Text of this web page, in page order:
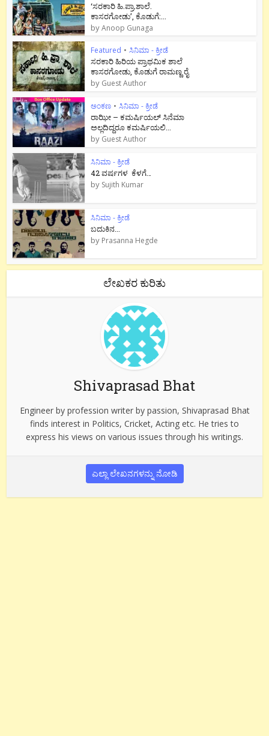
‘ಸರಕಾರಿ ಹಿ.ಪ್ರಾ.ಶಾಲೆ.
ಕಾಸರಗೋಡು’, ಕೊಡುಗೆ:...
byAnoop Gunaga
Featured • ಸಿನಿಮಾ - ಕ್ರೀಡೆ
ಸರಕಾರಿ ಹಿರಿಯ ಪ್ರಾಥಮಿಕ ಶಾಲೆ
ಕಾಸರಗೋಡು, ಕೊಡುಗೆ ರಾಮಣ್ಣ ರೈ
by Guest Author
ಅಂಕಣ • ಸಿನಿಮಾ - ಕ್ರೀಡೆ
ರಾಝೀ – ಕಮರ್ಷಿಯಲ್ ಸಿನೆಮಾ
ಅಲ್ಲದಿದ್ದರೂ ಕಮರ್ಷಿಯಲಿ...
by Guest Author
ಸಿನಿಮಾ - ಕ್ರೀಡೆ
42 ವರ್ಷಗಳ ಕೆಳಗೆ…
by Sujith Kumar
ಸಿನಿಮಾ - ಕ್ರೀಡೆ
ಬದುಕಿನ...
by Prasanna Hegde
ಲೇಖಕರ ಕುರಿತು
Shivaprasad Bhat
Engineer by profession writer by passion, Shivaprasad Bhat
finds interest in Politics, Cricket, Acting etc. He tries to
express his views on various issues through his writings.
ಎಲ್ಲಾ ಲೇಖನಗಳನ್ನು ನೋಡಿ